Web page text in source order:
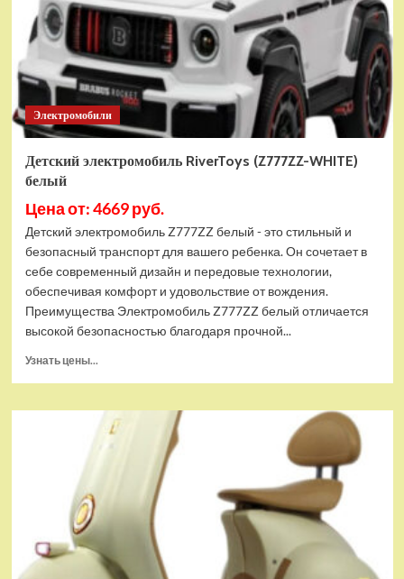
Электромобили
Детский электромобиль RiverToys (Z777ZZ-WHITE)
белый
Цена от: 4669 руб.
Детский электромобиль Z777ZZ белый - это стильный и
безопасный транспорт для вашего ребенка. Он сочетает в
себе современный дизайн и передовые технологии,
обеспечивая комфорт и удовольствие от вождения.
Преимущества Электромобиль Z777ZZ белый отличается
высокой безопасностью благодаря прочной...
Узнать цены...
Детский
электромобиль